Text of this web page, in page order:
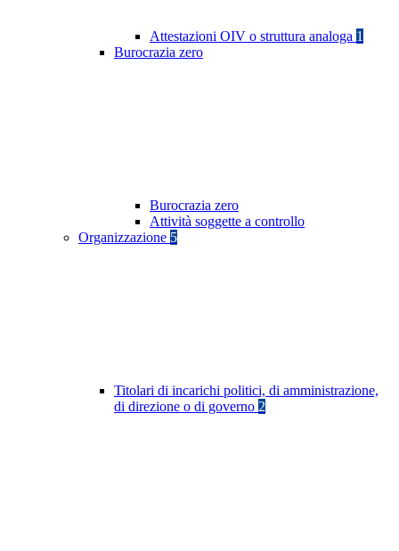
Attestazioni OIV o struttura analoga 1
Burocrazia zero
Burocrazia zero
Attività soggette a controllo
Organizzazione 5
Titolari di incarichi politici, di amministrazione,
di direzione o di governo 2